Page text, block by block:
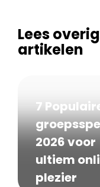
Lees
artikelen
7
2026 voor
ultiem
plezier